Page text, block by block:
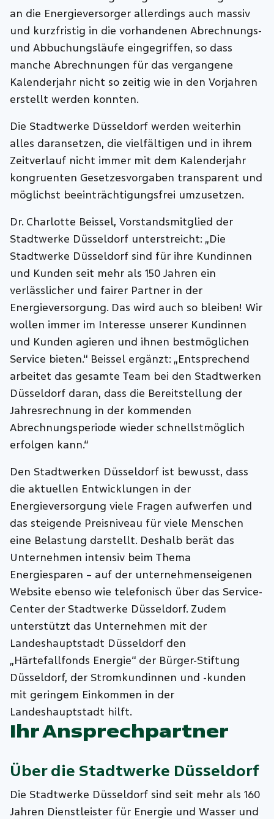
an die Energieversorger allerdings auch massiv
und kurzfristig in die vorhandenen Abrechnungs-
und Abbuchungsläufe eingegriffen, so dass
manche Abrechnungen für das vergangene
Kalenderjahr nicht so zeitig wie in den Vorjahren
erstellt werden konnten.
Die Stadtwerke Düsseldorf werden weiterhin
alles daransetzen, die vielfältigen und in ihrem
Zeitverlauf nicht immer mit dem Kalenderjahr
kongruenten Gesetzesvorgaben transparent und
möglichst beeinträchtigungsfrei umzusetzen.
Dr. Charlotte Beissel, Vorstandsmitglied der
Stadtwerke Düsseldorf unterstreicht: „Die
Stadtwerke Düsseldorf sind für ihre Kundinnen
und Kunden seit mehr als 150 Jahren ein
verlässlicher und fairer Partner in der
Energieversorgung. Das wird auch so bleiben! Wir
wollen immer im Interesse unserer Kundinnen
und Kunden agieren und ihnen bestmöglichen
Service bieten.“ Beissel ergänzt: „Entsprechend
arbeitet das gesamte Team bei den Stadtwerken
Düsseldorf daran, dass die Bereitstellung der
Jahresrechnung in der kommenden
Abrechnungsperiode wieder schnellstmöglich
erfolgen kann.“
Den Stadtwerken Düsseldorf ist bewusst, dass
die aktuellen Entwicklungen in der
Energieversorgung viele Fragen aufwerfen und
das steigende Preisniveau für viele Menschen
eine Belastung darstellt. Deshalb berät das
Unternehmen intensiv beim Thema
Energiesparen – auf der unternehmenseigenen
Website ebenso wie telefonisch über das Service-
Center der Stadtwerke Düsseldorf. Zudem
unterstützt das Unternehmen mit der
Landeshauptstadt Düsseldorf den
„Härtefallfonds Energie“ der Bürger-Stiftung
Düsseldorf, der Stromkundinnen und -kunden
mit geringem Einkommen in der
Landeshauptstadt hilft.
Ihr Ansprechpartner
Über die Stadtwerke Düsseldorf
Die Stadtwerke Düsseldorf sind seit mehr als 160
Jahren Dienstleister für Energie und Wasser und